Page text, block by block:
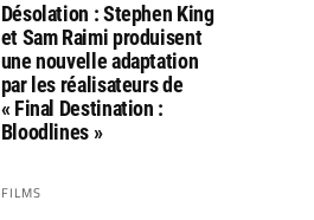
Désolation : Stephen King
et Sam Raimi produisent
une nouvelle adaptation
par les réalisateurs de
« Final Destination :
Bloodlines »
FILMS